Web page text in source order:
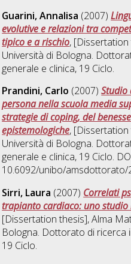
Guarini, Annalisa (2007)
evolutive e relazioni tra
tipico e a rischio,
Università di Bologna.
generale e clinica, 19 Ciclo.
Prandini, Carlo (2007)Studio
persona nella scuola media
strategie di coping, del
epistemologiche,
Università di Bologna.
generale e clinica, 19 Ciclo.
10.6092/unibo/amsdottorato/
Sirri, Laura (2007) Correlati
trapianto cardiaco: uno
[Dissertation thesis], Alma
Bologna. Dottorato di ricerca
19 Ciclo.